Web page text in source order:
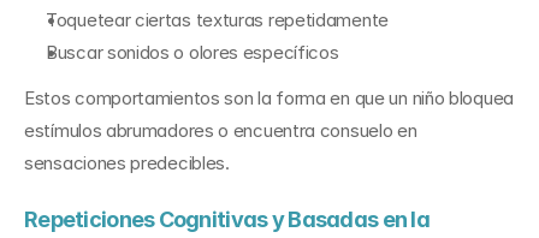
Toquetear ciertas texturas repetidamente
Buscar sonidos o olores específicos
Estos comportamientos son la forma en que un niño bloquea
estímulos abrumadores o encuentra consuelo en
sensaciones predecibles.
Repeticiones Cognitivas y Basadas en la